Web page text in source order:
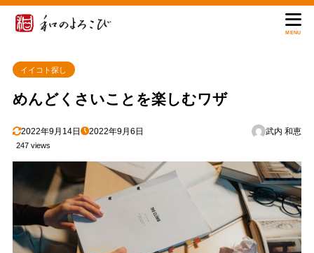
MENU
イイコト探し
めんどくさいことを楽しむワザ
2022年9月14日 2022年9月6日 武内 和恵
247 views